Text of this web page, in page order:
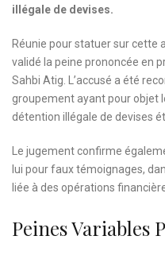
illégale de devises.
Réunie pour statuer sur cette
validé la peine prononcée en
Sahbi Atig. L’accusé a été
groupement ayant pour objet
détention illégale de devises
Le jugement confirme
lui pour faux témoignages,
liée à des opérations
Peines Variables